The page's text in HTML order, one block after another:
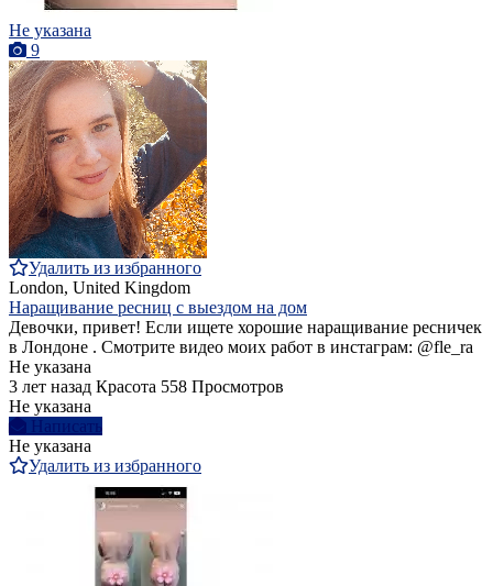
Не указана
9
Удалить из избранного
London, United Kingdom
Наращивание ресниц с выездом на дом
Девочки, привет! Если ищете хорошие наращивание ресничек
в Лондоне . Смотрите видео моих работ в инстаграм: @fle_ra
Не указана
3 лет назад Красота 558 Просмотров
Не указана
Написать
Не указана
Удалить из избранного